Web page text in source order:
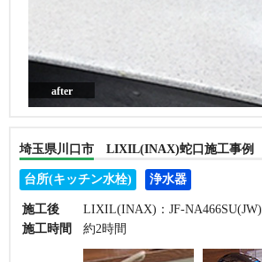
after
埼玉県川口市 LIXIL(INAX)蛇口施工事例
台所(キッチン水栓) 浄水器
施工後
LIXIL(INAX)：JF-NA466SU(JW)
施工時間
約2時間